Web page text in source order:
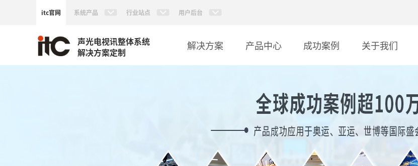
itc官网 系统产品 行业站点 用户后台
声光电视讯整体系统
解决方案定制
解决方案 产品中心 成功案例 关于我们